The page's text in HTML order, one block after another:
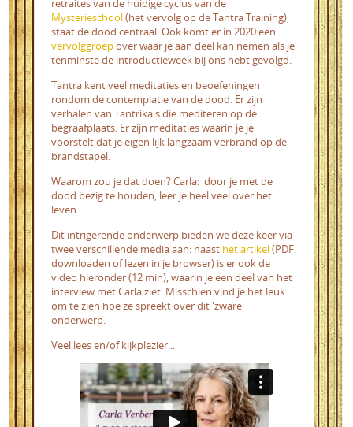
retraites van de huidige cyclus van de
Mysterieschool(het vervolg op de Tantra Training),
staat de dood centraal. Ook komt er in 2020 een
vervolggroepover waar je aan deel kan nemen als je
tenminste de introductieweek bij ons hebt gevolgd.
Tantra kent veel meditaties en beoefeningen
rondom de contemplatie van de dood. Er zijn
verhalen van Tantrika's die mediteren op de
begraafplaats. Er zijn meditaties waarin je je
voorstelt dat je eigen lijk langzaam verbrand op de
brandstapel.
Waarom zou je dat doen? Carla: 'door je met de
dood bezig te houden, leer je heel veel over het
leven.'
Dit intrigerende onderwerp bieden we deze keer via
twee verschillende media aan: naast het artikel(PDF,
downloaden of lezen in je browser) is er ook de
video hieronder (12 min), waarin je een deel van het
interview met Carla ziet. Misschien vind je het leuk
om te zien hoe ze spreekt over dit 'zware'
onderwerp.
Veel lees en/of kijkplezier...